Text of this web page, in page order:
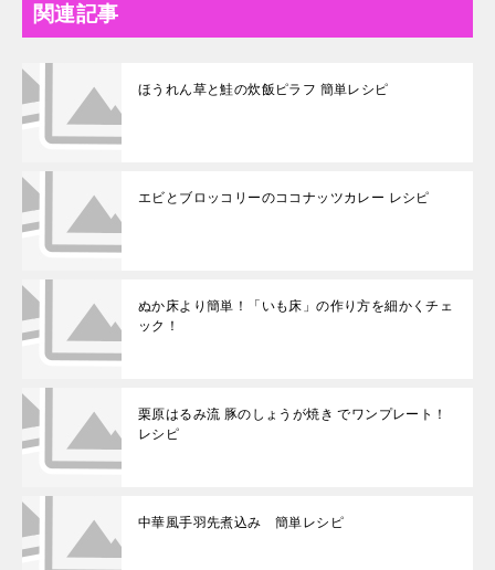
関連記事
ほうれん草と鮭の炊飯ピラフ 簡単レシピ
エビとブロッコリーのココナッツカレー レシピ
ぬか床より簡単！「いも床」の作り方を細かくチェ
ック！
栗原はるみ流 豚のしょうが焼き でワンプレート！
レシピ
中華風手羽先煮込み 簡単レシピ